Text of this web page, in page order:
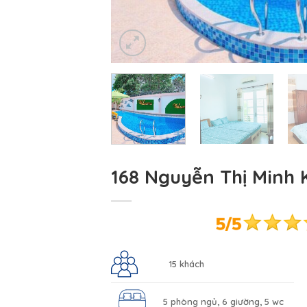
168 Nguyễn Thị Minh
15 khách
5 phòng ngủ, 6 giường, 5 wc